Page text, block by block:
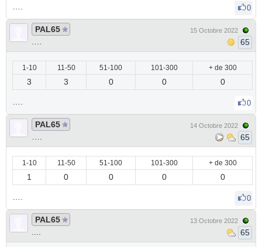
0
PAL65
15 Octobre 2022
65
1-10 11-50 51-100 101-300 + de 300
3 3 0 0 0
0
PAL65
14 Octobre 2022
65
1-10 11-50 51-100 101-300 + de 300
1 0 0 0 0
0
PAL65
13 Octobre 2022
65